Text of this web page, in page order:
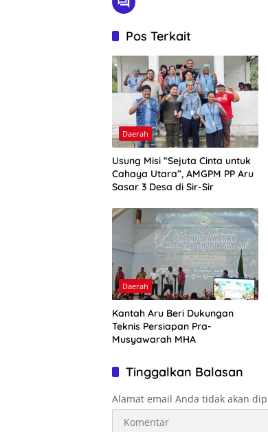
Pos Terkait
Daerah
Usung Misi “Sejuta Cinta untuk
Cahaya Utara”, AMGPM PP Aru
Sasar 3 Desa di Sir-Sir
Daerah
Kantah Aru Beri Dukungan
Teknis Persiapan Pra-
Musyawarah MHA
Tinggalkan Balasan
Alamat email Anda tidak akan